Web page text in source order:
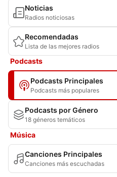
Noticias
Radios noticiosas
Recomendadas
Lista de las mejores radios
Podcasts
Podcasts Principales
Podcasts más populares
Podcasts por Género
18 géneros temáticos
Música
Canciones Principales
Canciones más escuchadas